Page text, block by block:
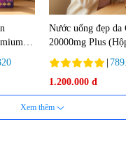
x
Nước uống đẹp da
20000mg Plus
x 50ml)
1.200.000 đ
Xem thêm